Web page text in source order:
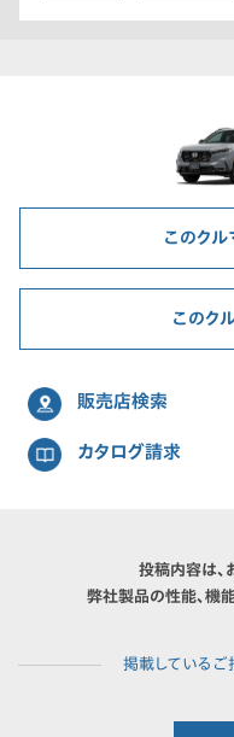
このクル
このク
販売店検索
カタログ請求
投稿内容は、
弊社製品の性能、機